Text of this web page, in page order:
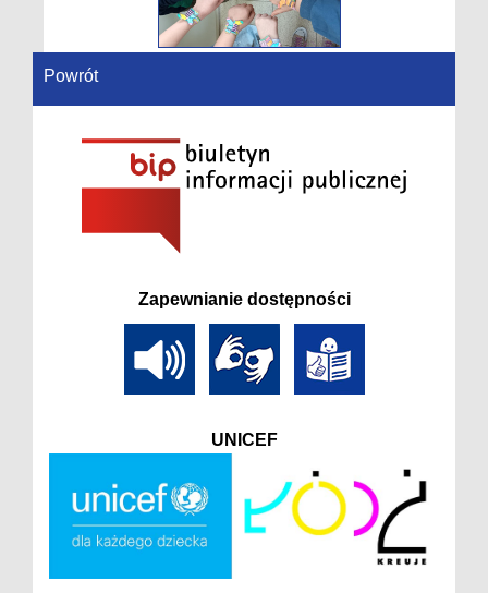
Powrót
Zapewnianie dostępności
UNICEF